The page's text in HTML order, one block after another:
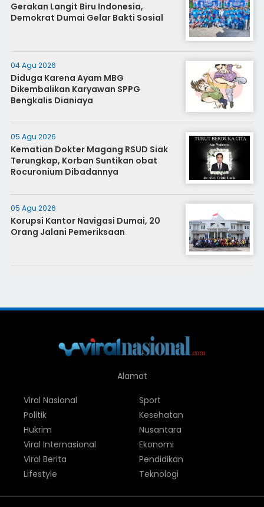
Gerakan Langit Biru Indonesia,
Demokrat Dumai Gelar Bakti Sosial
04 Agu 2026
Diduga Karena Ayam MBG
Dikembalikan Karyawan SPPG
Bengkalis Dianiaya
05 Agu 2026
Kematian Dokter Magang RSUD Siak
Terungkap, Korban Suntikan obat
Rocuronium Dibadannya
05 Agu 2026
Korupsi Kantor Navigasi Dumai, 20
Orang Jalani Pemeriksaan
Alamat
Viral Nasional
Politik
Hukrim
Viral Internasional
Viral Berita
Lifestyle
Sport
Kesehatan
Nusantara
Ekonomi
Pendidikan
Teknologi